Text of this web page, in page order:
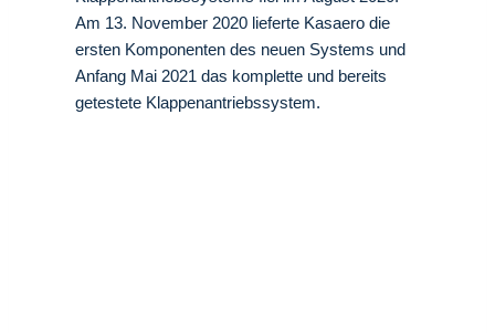
Am 13. November 2020 lieferte Kasaero die
ersten Komponenten des neuen Systems und
Anfang Mai 2021 das komplette und bereits
getestete Klappenantriebssystem.